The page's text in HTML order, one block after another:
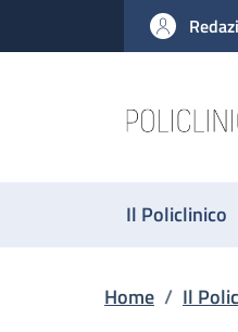
al contenuto principale
to footer content
Il Policlinico
Home / Il